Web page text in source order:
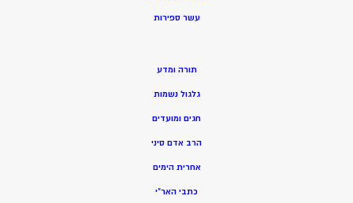
עשר ספירות
תורה ומדע
גלגול נשמות
חגים ומועדים
הרב אדם סיני
אחרית הימים
כתבי האר”י